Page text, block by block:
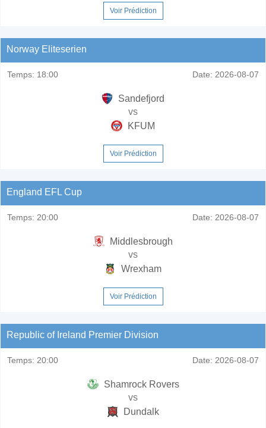
Voir Prédiction
Norway Eliteserien
Temps: 18:00 Date: 2026-08-07
Sandefjord
vs
KFUM
Voir Prédiction
England EFL Cup
Temps: 20:00 Date: 2026-08-07
Middlesbrough
vs
Wrexham
Voir Prédiction
Republic of Ireland Premier Division
Temps: 20:00 Date: 2026-08-07
Shamrock Rovers
vs
Dundalk